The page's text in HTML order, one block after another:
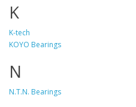
K
K-tech
KOYO Bearings
N
N.T.N. Bearings